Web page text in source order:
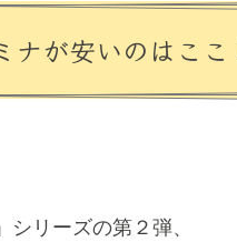
が安いのはここ
リーズの第２弾、